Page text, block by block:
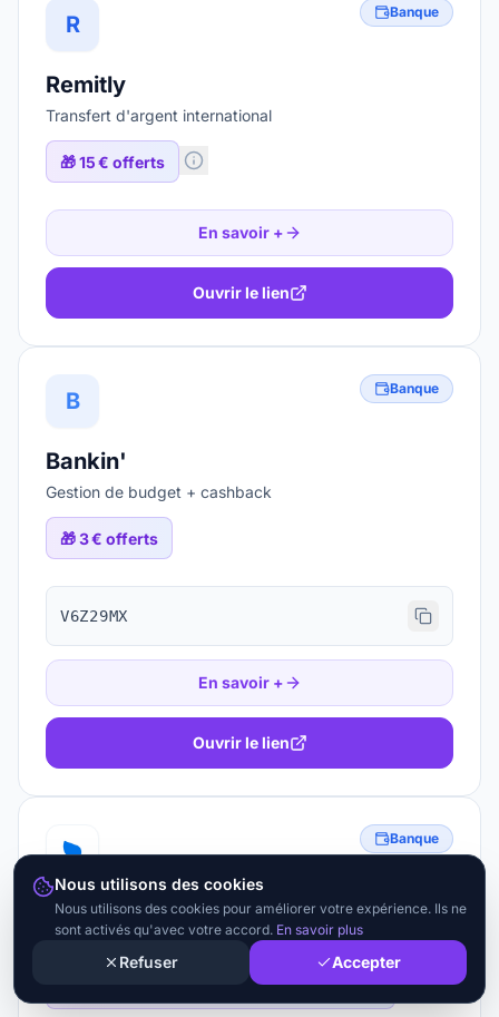
R Banque
Remitly
Transfert d'argent international
🎁15 € offerts
En savoir +
Ouvrir le lien
B Banque
Bankin'
Gestion de budget + cashback
🎁3 € offerts
V6Z29MX
En savoir +
Ouvrir le lien
Banque
Abby
Gestion et facturation pour indépendants
Formule gratuite à vie + 14 jours d'essai
Nous utilisons des cookies
Nous utilisons des cookies pour améliorer votre expérience. Ils ne
sont activés qu'avec votre accord. En savoir plus
Refuser Accepter